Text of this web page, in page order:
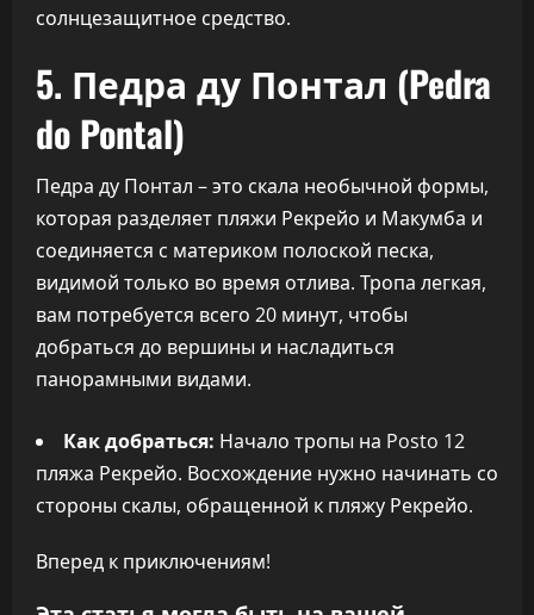
солнцезащитное средство.
5. Педра ду Понтал (Pedra
do Pontal)
Педра ду Понтал – это скала необычной формы,
которая разделяет пляжи Рекрейо и Макумба и
соединяется с материком полоской песка,
видимой только во время отлива. Тропа легкая,
вам потребуется всего 20 минут, чтобы
добраться до вершины и насладиться
панорамными видами.
Как добраться: Начало тропы на Posto 12
пляжа Рекрейо. Восхождение нужно начинать со
стороны скалы, обращенной к пляжу Рекрейо.
Вперед к приключениям!